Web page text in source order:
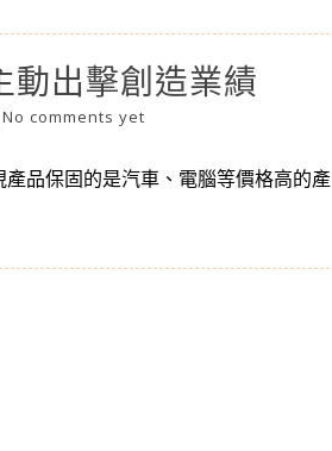
動出擊創造業績
No comments yet
品保固的是汽車、電腦等價格高的產